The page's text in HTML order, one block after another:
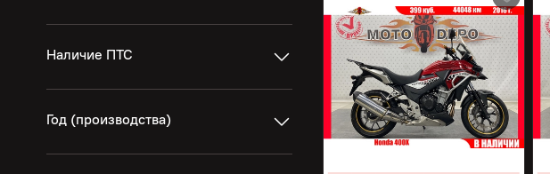
Наличие ПТС
Год (производства)